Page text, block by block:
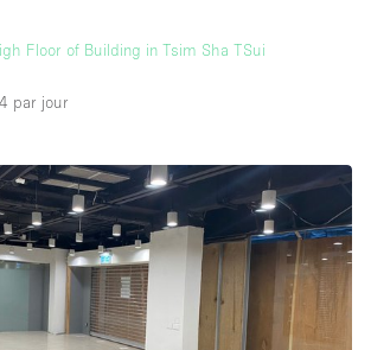
Floor of Building in Tsim Sha TSui
par jour